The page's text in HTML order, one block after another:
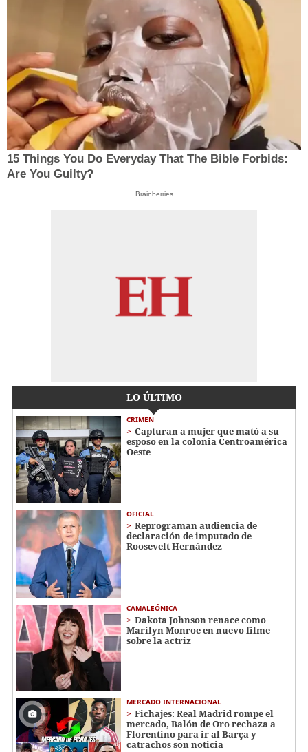
15 Things You Do Everyday That The Bible Forbids:
Are You Guilty?
Brainberries
LO ÚLTIMO
CRIMEN
Capturan a mujer que mató a su
esposo en la colonia Centroamérica
Oeste
OFICIAL
Reprograman audiencia de
declaración de imputado de
Roosevelt Hernández
CAMALEÓNICA
Dakota Johnson renace como
Marilyn Monroe en nuevo filme
sobre la actriz
MERCADO INTERNACIONAL
Fichajes: Real Madrid rompe el
mercado, Balón de Oro rechaza a
Florentino para ir al Barça y
catrachos son noticia